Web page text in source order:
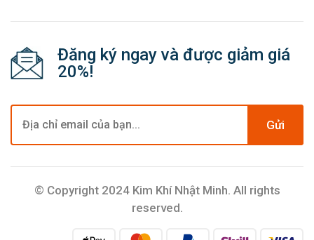
Đăng ký ngay và được giảm giá
20%!
Gửi
© Copyright 2024 Kim Khí Nhật Minh. All rights
reserved.